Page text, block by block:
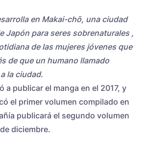
en Makai-chō, una ciudad
Japón para seres sobrenaturales ,
de las mujeres jóvenes que
de que un humano llamado
la ciudad.
a publicar el manga en el 2017, y
el primer volumen compilado en
publicará el segundo volumen
diciembre.